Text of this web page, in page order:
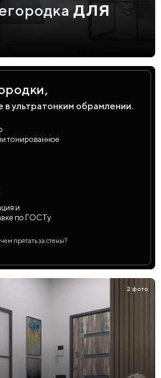
ДЛЯ
в ультратонким обрамлении.
тонированное
и
по ГОСТу
прятать за стены?
2 фото